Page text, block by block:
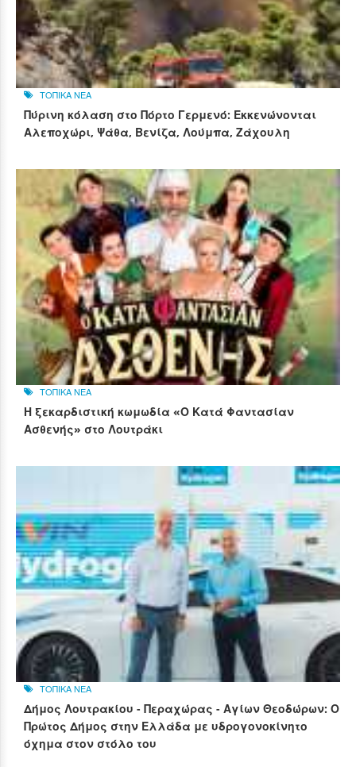
ΤΟΠΙΚΑ ΝΕΑ
Πύρινη κόλαση στο Πόρτο Γερμενό: Εκκενώνονται
Αλεποχώρι, Ψάθα, Βενίζα, Λούμπα, Ζάχουλη
ΤΟΠΙΚΑ ΝΕΑ
Η ξεκαρδιστική κωμωδία «Ο Κατά Φαντασίαν
Ασθενής» στο Λουτράκι
ΤΟΠΙΚΑ ΝΕΑ
Δήμος Λουτρακίου - Περαχώρας - Αγίων Θεοδώρων: Ο
Πρώτος Δήμος στην Ελλάδα με υδρογονοκίνητο
όχημα στον στόλο του